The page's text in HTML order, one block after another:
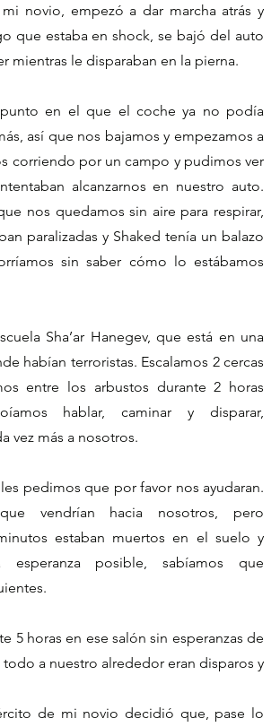
novio, empezó a dar marcha atrás y
que estaba en shock, se bajó del auto
mientras le disparaban en la pierna.
en el que el coche ya no podía
así que nos bajamos y empezamos a
corriendo por un campo y pudimos ver
alcanzarnos en nuestro auto.
nos quedamos sin aire para respirar,
paralizadas y Shaked tenía un balazo
sin saber cómo lo estábamos
Sha’ar Hanegev, que está en una
habían terroristas. Escalamos 2 cercas
entre los arbustos durante 2 horas
hablar, caminar y disparar,
vez más a nosotros.
pedimos que por favor nos ayudaran.
que vendrían hacia nosotros, pero
estaban muertos en el suelo y
esperanza posible, sabíamos que
5 horas en ese salón sin esperanzas de
todo a nuestro alrededor eran disparos y
de mi novio decidió que, pase lo